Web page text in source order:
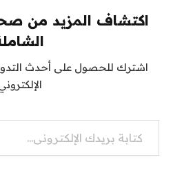
اكتشاف المزيد من
اشترك للحصول على أحدث
كتابة بريدك الإلكتروني...